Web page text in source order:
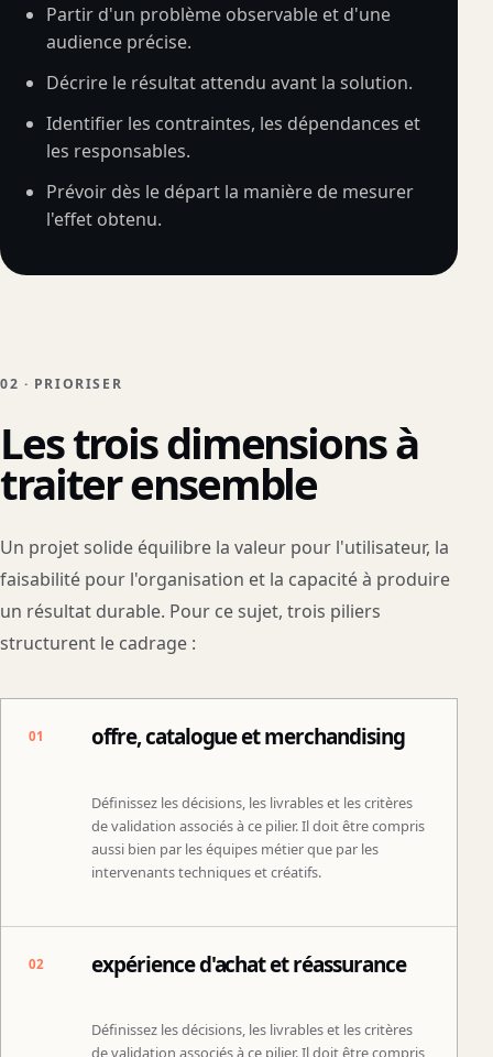
Partir d'un problème observable et d'une
audience précise.
Décrire le résultat attendu avant la solution.
Identifier les contraintes, les dépendances et
les responsables.
Prévoir dès le départ la manière de mesurer
l'effet obtenu.
02 · PRIORISER
Les trois dimensions à
traiter ensemble
Un projet solide équilibre la valeur pour l'utilisateur, la
faisabilité pour l'organisation et la capacité à produire
un résultat durable. Pour ce sujet, trois piliers
structurent le cadrage :
01 offre, catalogue et merchandising
Définissez les décisions, les livrables et les critères
de validation associés à ce pilier. Il doit être compris
aussi bien par les équipes métier que par les
intervenants techniques et créatifs.
02 expérience d'achat et réassurance
Définissez les décisions, les livrables et les critères